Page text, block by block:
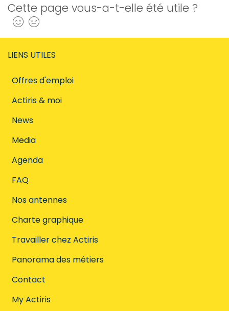
Cette page vous-a-t-elle été utile ?
Oui
LIENS UTILES
Offres d'emploi
Actiris & moi
News
Media
Agenda
FAQ
Nos antennes
Charte graphique
Travailler chez Actiris
Panorama des métiers
Contact
My Actiris